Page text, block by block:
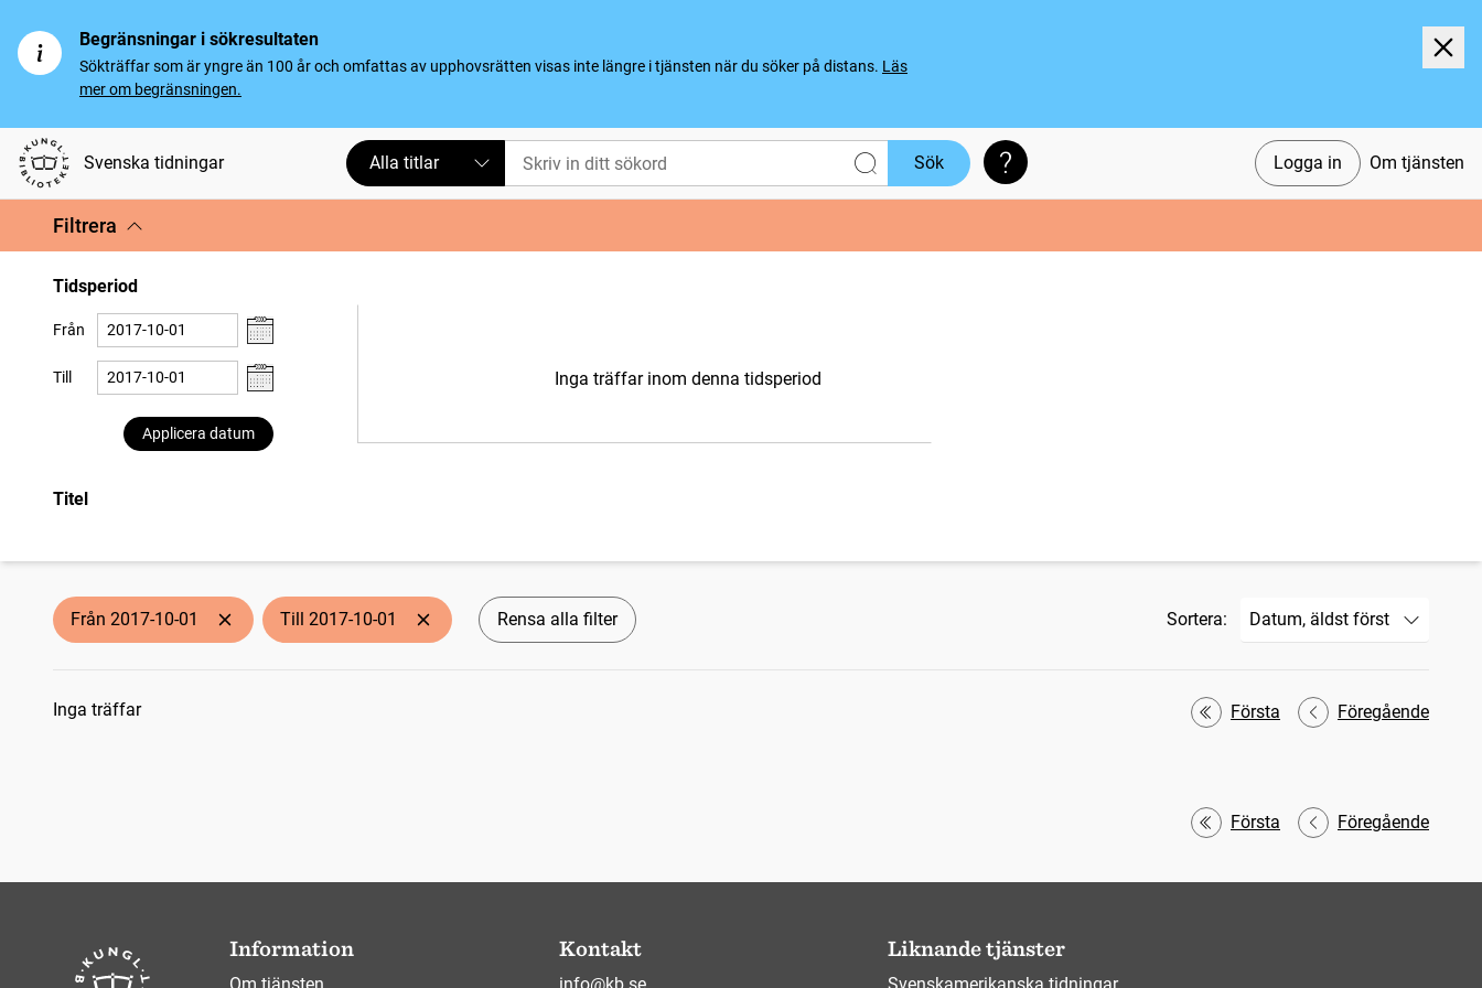
Begränsningar i sökresultaten
Sökträffar som är yngre än 100 år och omfattas av upphovsrätten visas inte längre i tjänsten när du söker på distans. Läs
mer om begränsningen.
Svenska tidningar Logga in Om tjänsten
Alla titlar Sök Söktips
Filtrera
Tidsperiod
Från
Till
Applicera datum
Inga träffar inom denna tidsperiod
Titel
Från 2017-10-01 Till 2017-10-01 Rensa alla filter Sortera:
Sökresultat
Inga träffar Första Föregående
Första Föregående
Information Kontakt Liknande tjänster